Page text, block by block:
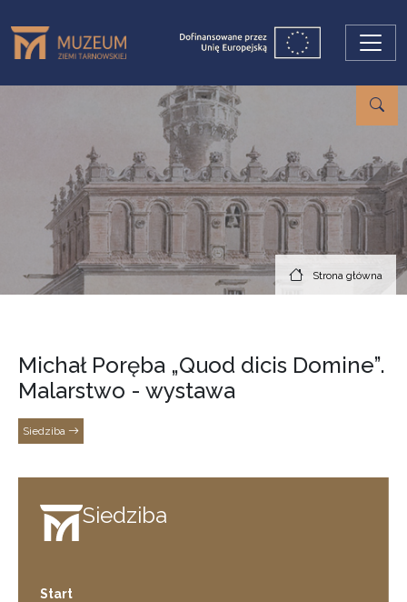
Strona główna
Michał Poręba „Quod dicis Domine”.
Malarstwo - wystawa
Siedziba
Siedziba
Start